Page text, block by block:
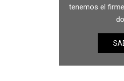
tenemos el